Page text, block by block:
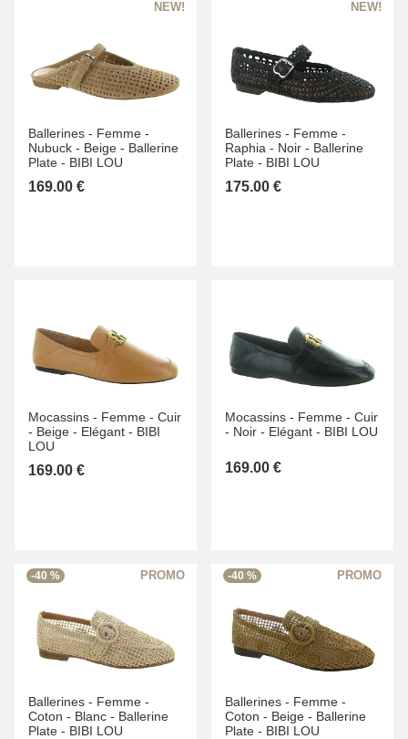
Ballerines - Femme -
Nubuck - Beige - Ballerine
Plate - BIBI LOU
169.00 €
Ballerines - Femme -
Raphia - Noir - Ballerine
Plate - BIBI LOU
175.00 €
Mocassins - Femme - Cuir
- Beige - Elégant - BIBI
LOU
169.00 €
Mocassins - Femme - Cuir
- Noir - Elégant - BIBI LOU
169.00 €
-40 %
Ballerines - Femme -
Coton - Blanc - Ballerine
Plate - BIBI LOU
-40 %
Ballerines - Femme -
Coton - Beige - Ballerine
Plate - BIBI LOU